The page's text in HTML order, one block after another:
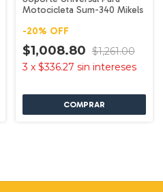
Motocicleta Sum-340 Mikels
-20% OFF
$1,008.80 $1,261.00
3 x $336.27 sin intereses